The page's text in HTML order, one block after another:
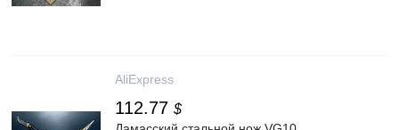
AliExpress
112.77 $